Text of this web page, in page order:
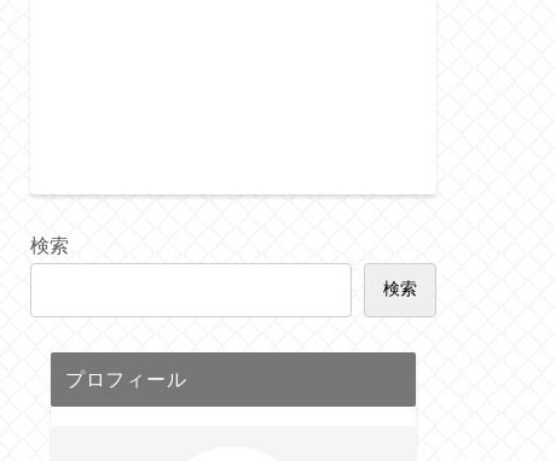
検索
検索
プロフィール